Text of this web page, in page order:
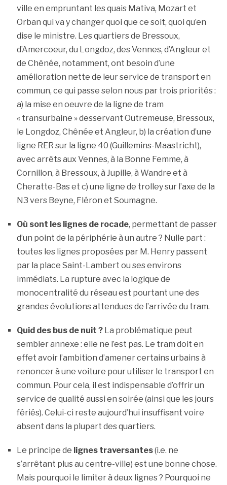
ville en empruntant les quais Mativa, Mozart et
Orban qui va y changer quoi que ce soit, quoi qu’en
dise le ministre. Les quartiers de Bressoux,
d’Amercoeur, du Longdoz, des Vennes, d’Angleur et
de Chênée, notamment, ont besoin d’une
amélioration nette de leur service de transport en
commun, ce qui passe selon nous par trois priorités :
a) la mise en oeuvre de la ligne de tram
« transurbaine » desservant Outremeuse, Bressoux,
le Longdoz, Chênée et Angleur, b) la création d’une
ligne RER sur la ligne 40 (Guillemins-Maastricht),
avec arrêts aux Vennes, à la Bonne Femme, à
Cornillon, à Bressoux, à Jupille, à Wandre et à
Cheratte-Bas et c) une ligne de trolley sur l’axe de la
N3 vers Beyne, Fléron et Soumagne.
Où sont les lignes de rocade, permettant de passer
d’un point de la périphérie à un autre ? Nulle part :
toutes les lignes proposées par M. Henry passent
par la place Saint-Lambert ou ses environs
immédiats. La rupture avec la logique de
monocentralité du réseau est pourtant une des
grandes évolutions attendues de l’arrivée du tram.
Quid des bus de nuit ?La problématique peut
sembler annexe : elle ne l’est pas. Le tram doit en
effet avoir l’ambition d’amener certains urbains à
renoncer à une voiture pour utiliser le transport en
commun. Pour cela, il est indispensable d’offrir un
service de qualité aussi en soirée (ainsi que les jours
fériés). Celui-ci reste aujourd’hui insuffisant voire
absent dans la plupart des quartiers.
Le principe de lignes traversantes(i.e. ne
s’arrêtant plus au centre-ville) est une bonne chose.
Mais pourquoi le limiter à deux lignes ? Pourquoi ne